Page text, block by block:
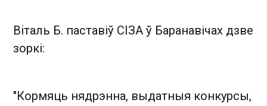
Віталь Б. паставіў СІЗА ў Баранавічах дзве
зоркі:
"Кормяць нядрэнна, выдатныя конкурсы,